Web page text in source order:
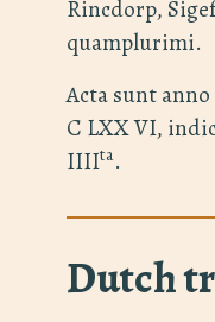
Rincdorp,
quamplurimi.
Acta sunt
C LXX VI,
IIIIta.
Dutch